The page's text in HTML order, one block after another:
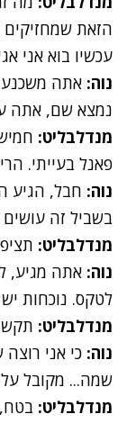
הזאת שמחזיקים
עכשיו בוא אני
נוה: אתה משכנע
נמצא שם, אתה
מנדלבליט:
פאנל בעייתי.
נוה: חבל, הגיע
בשביל זה
מנדלבליט:
נוה: אתה מגיע,
לטקס. נוכחות
מנדלבליט:
נוה: כי אני
שמה... מקובל
מנדלבליט: